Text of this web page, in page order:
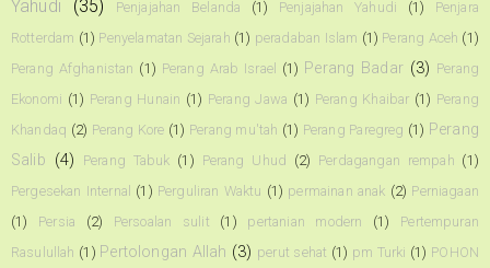
Yahudi
(35) Penjajahan Belanda (1) Penjajahan Yahudi (1)
Penjara
Rotterdam (1) Penyelamatan Sejarah (1) peradaban Islam (1) Perang Aceh (1)
Perang Afghanistan (1) Perang Arab Israel (1) Perang Badar (3) Perang
Ekonomi (1) Perang Hunain (1) Perang Jawa (1) Perang Khaibar (1) Perang
Khandaq (2) Perang Kore (1) Perang mu'tah (1) Perang Paregreg (1) Perang
Salib (4) Perang Tabuk (1) Perang Uhud (2) Perdagangan rempah (1)
Pergesekan Internal (1) Perguliran Waktu (1) permainan anak (2) Perniagaan
(1)
Persia (2) Persoalan sulit (1) pertanian modern (1)
Pertempuran
Rasulullah (1) Pertolongan Allah (3) perut sehat (1) pm Turki (1) POHON